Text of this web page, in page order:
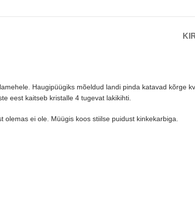
Haugipüügiks mõeldud landi pinda katavad
eest kaitseb kristalle 4 tugevat lakikihti.
ei ole. Müügis koos stiilse puidust kinkekarbiga.